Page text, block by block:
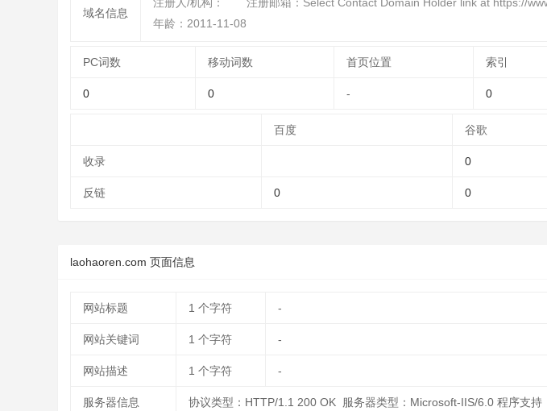
域名信息
年龄：2011-11-08
PC词数 移动词数 首页位置 索引
0 0 - 0
百度 谷歌
收录 0
反链 0 0
laohaoren.com 页面信息
网站标题 1 个字符 -
网站关键词 1 个字符 -
网站描述 1 个字符 -
服务器信息 协议类型：HTTP/1.1 200 OK 服务器类型：Microsoft-IIS/6.0 程序支持